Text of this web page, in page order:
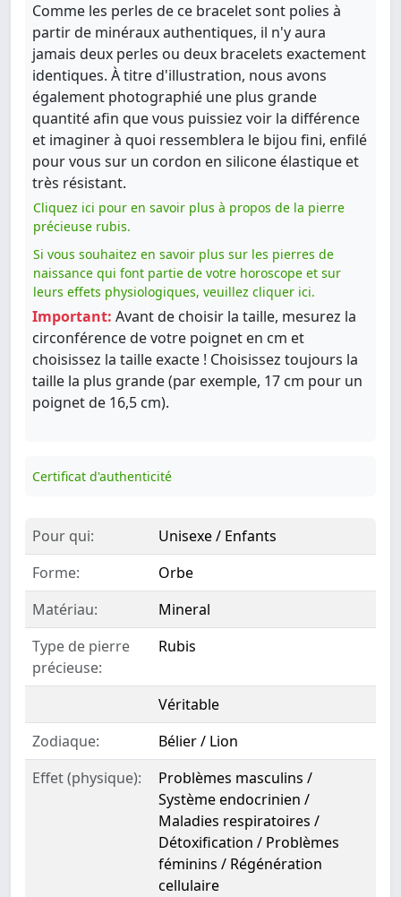
Comme les perles de ce bracelet sont polies à
partir de minéraux authentiques, il n'y aura
jamais deux perles ou deux bracelets exactement
identiques. À titre d'illustration, nous avons
également photographié une plus grande
quantité afin que vous puissiez voir la différence
et imaginer à quoi ressemblera le bijou fini, enfilé
pour vous sur un cordon en silicone élastique et
très résistant.
Cliquez ici pour en savoir plus à propos de la pierre
précieuse rubis.
Si vous souhaitez en savoir plus sur les pierres de
naissance qui font partie de votre horoscope et sur
leurs effets physiologiques, veuillez cliquer ici.
Important: Avant de choisir la taille, mesurez la
circonférence de votre poignet en cm et
choisissez la taille exacte ! Choisissez toujours la
taille la plus grande (par exemple, 17 cm pour un
poignet de 16,5 cm).
Certificat d'authenticité
Pour qui:
Unisexe / Enfants
Forme:
Orbe
Matériau:
Mineral
Type de pierre
précieuse:
Rubis
Véritable
Zodiaque:
Bélier / Lion
Effet (physique):
Problèmes masculins /
Système endocrinien /
Maladies respiratoires /
Détoxification / Problèmes
féminins / Régénération
cellulaire